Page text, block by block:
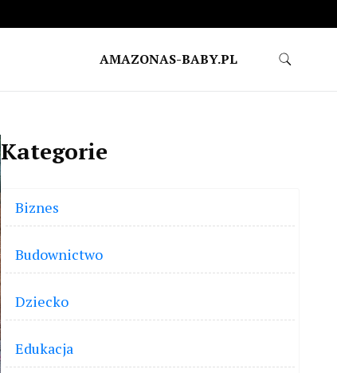
AMAZONAS-BABY.PL
Kategorie
Biznes
Budownictwo
Dziecko
Edukacja